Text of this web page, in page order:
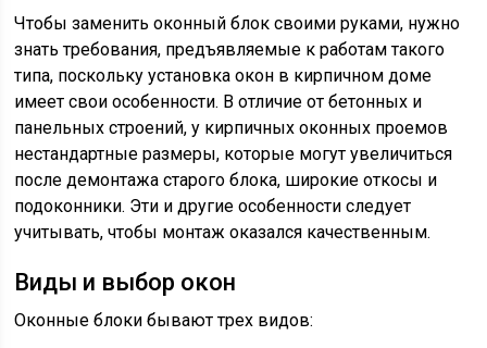
Чтобы заменить оконный блок своими руками, нужно
знать требования, предъявляемые к работам такого
типа, поскольку установка окон в кирпичном доме
имеет свои особенности. В отличие от бетонных и
панельных строений, у кирпичных оконных проемов
нестандартные размеры, которые могут увеличиться
после демонтажа старого блока, широкие откосы и
подоконники. Эти и другие особенности следует
учитывать, чтобы монтаж оказался качественным.
Виды и выбор окон
Оконные блоки бывают трех видов: